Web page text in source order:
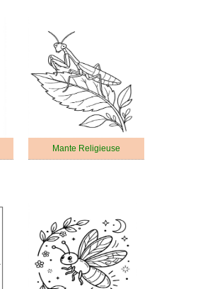
Mante Religieuse